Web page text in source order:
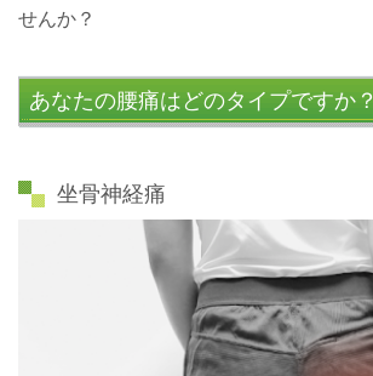
せんか？
あなたの腰痛はどのタイプですか？
坐骨神経痛